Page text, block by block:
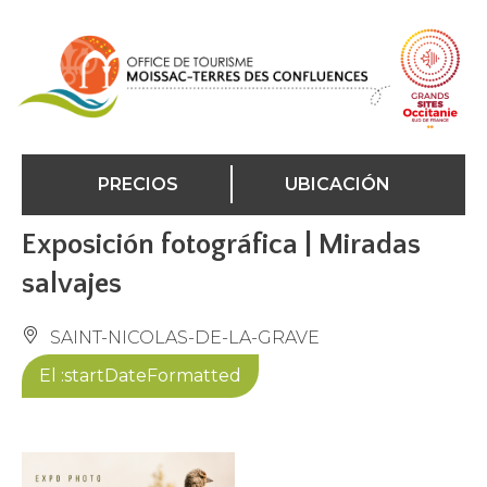
PRECIOS UBICACIÓN
Exposición fotográfica | Miradas
salvajes
SAINT-NICOLAS-DE-LA-GRAVE
El :startDateFormatted